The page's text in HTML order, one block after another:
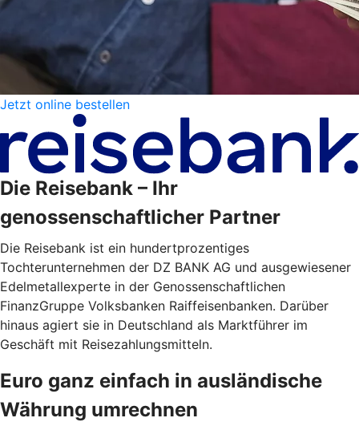
Jetzt online bestellen
Die Reisebank – Ihr
genossenschaftlicher Partner
Die Reisebank ist ein hundertprozentiges
Tochterunternehmen der DZ BANK AG und ausgewiesener
Edelmetallexperte in der Genossenschaftlichen
FinanzGruppe Volksbanken Raiffeisenbanken. Darüber
hinaus agiert sie in Deutschland als Marktführer im
Geschäft mit Reisezahlungsmitteln.
Euro ganz einfach in ausländische
Währung umrechnen